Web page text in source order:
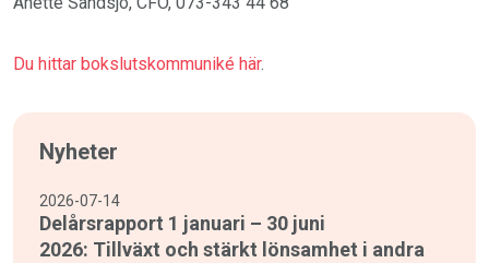
Du hittar bokslutskommuniké här.
Nyheter
2026-07-14
Delårsrapport 1 januari – 30 juni
2026: Tillväxt och stärkt lönsamhet i andra